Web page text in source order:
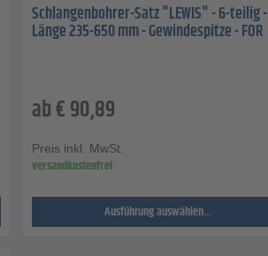
Schlangenbohrer-Satz "LEWIS" - 6-teilig -
Länge 235-650 mm - Gewindespitze - FOR
ab€90,89
Preis inkl. MwSt.
versandkostenfrei
Ausführung auswählen...